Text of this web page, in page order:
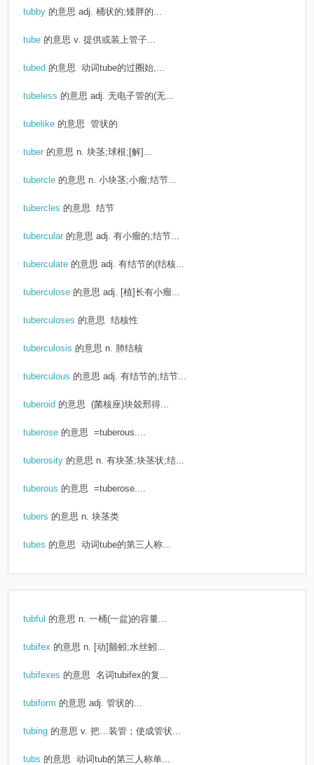
tubby 的意思 adj. 桶状的;矮胖的...
tube 的意思 v. 提供或装上管子...
tubed 的意思 动词tube的过圈始,...
tubeless 的意思 adj. 无电子管的(无...
tubelike 的意思 管状的
tuber 的意思 n. 块茎;球根;[解]...
tubercle 的意思 n. 小块茎;小瘤;结节...
tubercles 的意思 结节
tubercular 的意思 adj. 有小瘤的;结节...
tuberculate 的意思 adj. 有结节的(结核...
tuberculose 的意思 adj. [植]长有小瘤...
tuberculoses 的意思 结核性
tuberculosis 的意思 n. 肺结核
tuberculous 的意思 adj. 有结节的;结节...
tuberoid 的意思 (菌核座)块兢邢得...
tuberose 的意思 =tuberous....
tuberosity 的意思 n. 有块茎;块茎状;结...
tuberous 的意思 =tuberose....
tubers 的意思 n. 块茎类
tubes 的意思 动词tube的第三人称...
tubful 的意思 n. 一桶(一盆)的容量...
tubifex 的意思 n. [动]颤蚓;水丝蚓...
tubifexes 的意思 名词tubifex的复...
tubiform 的意思 adj. 管状的...
tubing 的意思 v. 把…装管；使成管状...
tubs 的意思 动词tub的第三人称单...